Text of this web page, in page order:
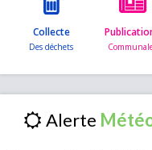
Collecte
Alerte